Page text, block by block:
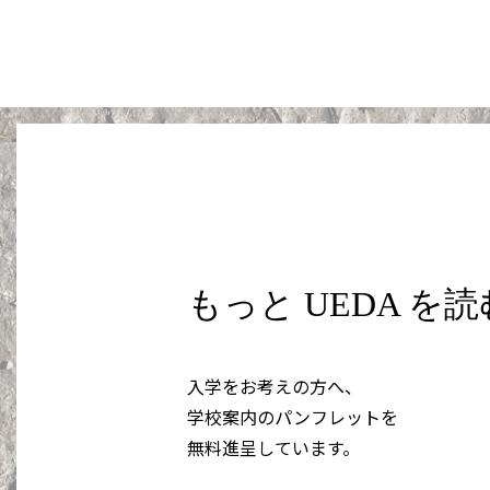
もっと UEDA を読
入学をお考えの方へ、
学校案内のパンフレットを
無料進呈しています。